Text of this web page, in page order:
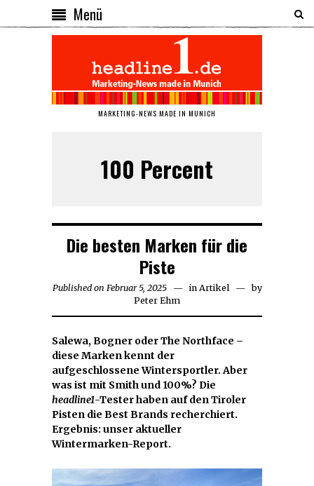
Menü
MARKETING-NEWS MADE IN MUNICH
100 Percent
Die besten Marken für die
Piste
Published on Februar 5, 2025Februar
5,
2025
in Artikel
by
Peter Ehm
Salewa, Bogner oder The Northface –
diese Marken kennt der
aufgeschlossene Wintersportler. Aber
was ist mit Smith und 100%? Die
headline1-Tester haben auf den Tiroler
Pisten die Best Brands recherchiert.
Ergebnis: unser aktueller
Wintermarken-Report.